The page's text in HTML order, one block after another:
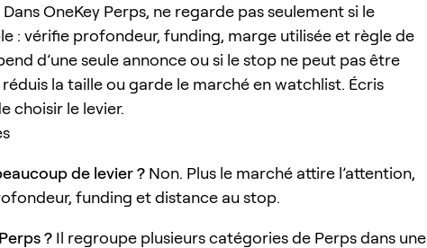
OneKey Perps, ne regarde pas seulement si le
: vérifie profondeur, funding, marge utilisée et règle de
d’une seule annonce ou si le stop ne peut pas être
la taille ou garde le marché en watchlist. Écris
choisir le levier.
de levier ? Non. Plus le marché attire l’attention,
funding et distance au stop.
? Il regroupe plusieurs catégories de Perps dans une